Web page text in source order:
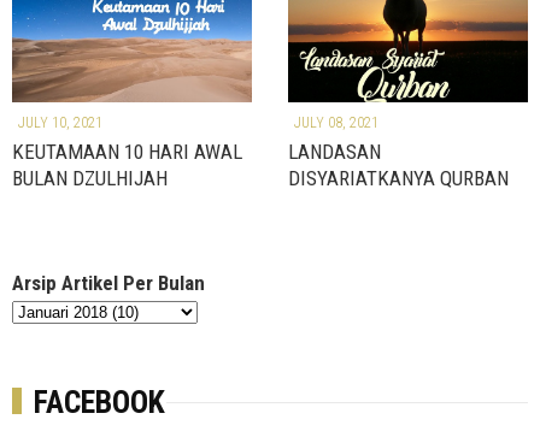
JULY 10, 2021
KEUTAMAAN 10 HARI AWAL
BULAN DZULHIJAH
JULY 08, 2021
LANDASAN
DISYARIATKANYA QURBAN
e
v
x
t
Arsip Artikel Per Bulan
FACEBOOK